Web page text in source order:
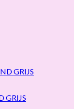
GRIJS